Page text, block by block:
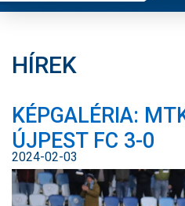
JEGYÉRTÉKESÍTÉS
EGYESÜLET
HÍREK
KÉPGALÉRIA:
ÚJPEST FC 3-0
2024-02-03